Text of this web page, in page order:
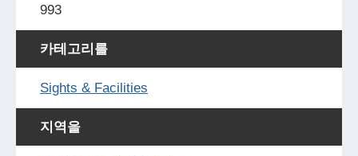
993
카테고리를
Sights & Facilities
지역을